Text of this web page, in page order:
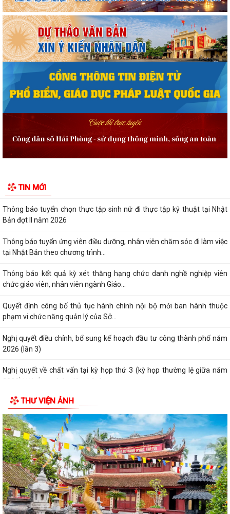
TIN MỚI
Quyết định công bố danh mục thủ tục hành chính được sửa đổi, bổ
sung, thay thế, bị bãi bỏ thuộc...
Quyết định công bố danh mục thủ tục hành chính được sửa đổi, bổ
sung, bị bãi bỏ thuộc phạm vi chức...
Quyết định công bố Người phát ngôn và cung cấp thông tin cho báo chí
của Ủy ban nhân dân xã Vĩnh Bảo
Kế hoạch triển khai thực hiện Chương trình Sức khỏe học đườnggia i
đoạn 2026-2035 trên địa bàn xã...
trong quá trình xây dựng và phát...
Thông báo tuyển chọn thực tập sinh nữ đi thực tập kỹ thuật tại Nhật
Bản đợt II năm 2026
Thông báo tuyển ứng viên điều dưỡng, nhân viên chăm sóc đi làm việc
tại Nhật Bản theo chương trình...
Thông báo kết quả kỳ xét thăng hạng chức danh nghề nghiệp viên
chức giáo viên, nhân viên ngành Giáo...
Quyết định công bố thủ tục hành chính nội bộ mới ban hành thuộc
phạm vi chức năng quản lý của Sở...
Nghị quyết điều chỉnh, bổ sung kế hoạch đầu tư công thành phố năm
2026 (lần 3)
Nghị quyết về chất vấn tại kỳ họp thứ 3 (kỳ họp thường lệ giữa năm
2026) Hội đồng nhân dân thành...
Nghị quyết Về kết quả thực hiện kế hoạch phát triển kinh tế - xã hội 6
tháng đầu năm; nhiệm vụ,...
Nghị quyết về việc thông qua điều chỉnh, bổ sung danh mục các dự án,
công trình phải thu hồi đất...
Nghị quyết Sửa đổi, bổ sung bảng giá đất lần đầu trên địa bàn thành
phố tại Nghị quyết số...
Hưởng ứng Ngày Thế giới phòng, chống mua bán người và Ngày toàn
dân phòng, chống mua bán người...
THƯ VIỆN ẢNH